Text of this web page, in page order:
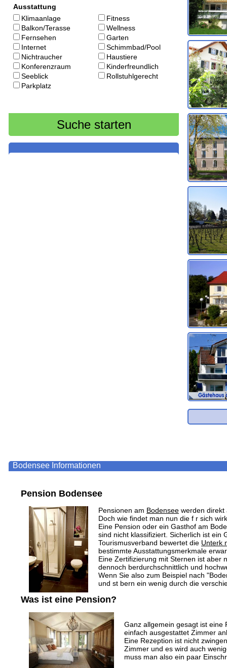
Ausstattung
Klimaanlage
Balkon/Terasse
Fernsehen
Internet
Nichtraucher
Konferenzraum
Seeblick
Parkplatz
Fitness
Wellness
Garten
Schimmbad/Pool
Haustiere
Kinderfreundlich
Rollstuhlgerecht
Bodensee Informationen
Pension Bodensee
Pensionen am Bodensee werden
Doch wie findet man nun die f r sich
Eine Pension oder ein Gasthof am
sind nicht klassifiziert. Sicherlich ist ein
Tourismusverband bewertet die Unterk
bestimmte Ausstattungsmerkmale
Eine Zertifizierung mit Sternen ist aber
dennoch berdurchschnittlich und
Wenn Sie also zum Beispiel nach
und st bern ein wenig durch die
Was ist eine Pension?
Ganz allgemein gesagt ist eine
einfach ausgestattet Zimmer
Eine Rezeption ist nicht
Zimmer und es wird auch
muss man also ein paar